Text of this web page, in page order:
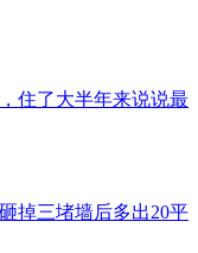
住了大半年来说说最
掉三堵墙后多出20平